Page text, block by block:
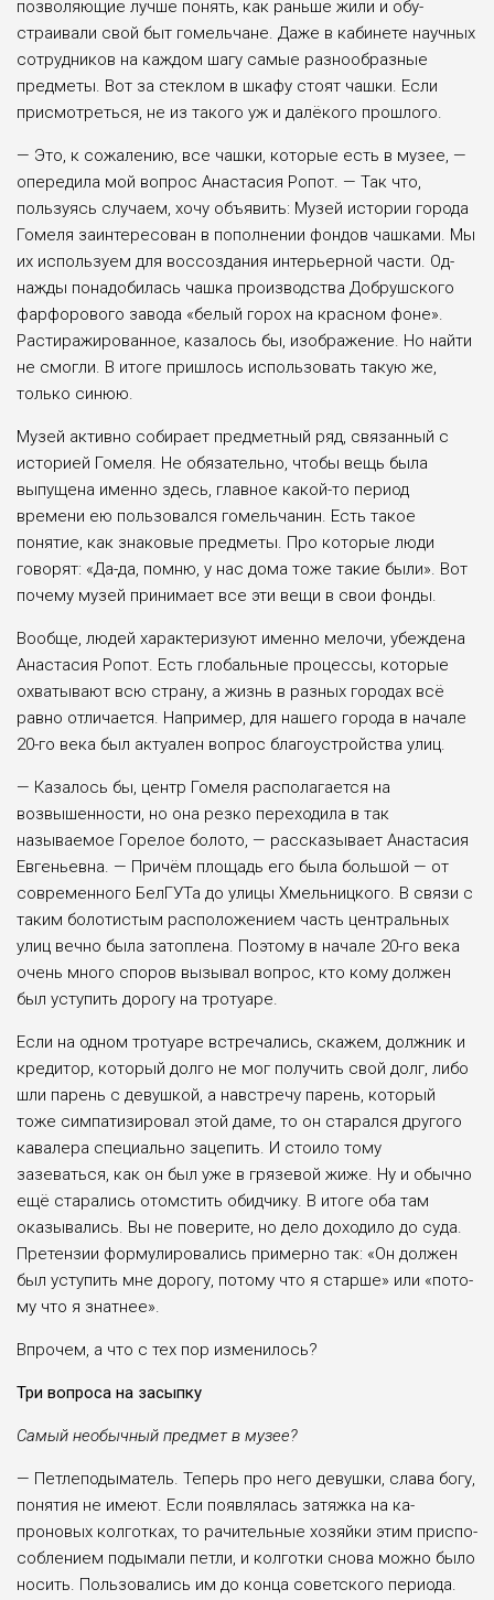
позволяющие лучше понять, как раньше жили и обу­
страивали свой быт гомельчане. Даже в кабинете научных
сотруд­ников на каждом шагу самые раз­нообразные
предметы. Вот за сте­клом в шкафу стоят чашки. Если
присмотреться, не из такого уж и далёкого прошлого.
— Это, к сожалению, все чаш­ки, которые есть в музее, —
опе­редила мой вопрос Анастасия Ро­пот. — Так что,
пользуясь случа­ем, хочу объявить: Музей исто­рии города
Гомеля заинтересо­ван в пополнении фондов чаш­ками. Мы
их используем для вос­создания интерьерной части. Од­
нажды понадобилась чашка про­изводства Добрушского
фарфо­рового завода «белый горох на красном фоне».
Растиражиро­ванное, казалось бы, изображе­ние. Но найти
не смогли. В ито­ге пришлось использовать такую же,
только синюю.
Музей активно собирает пред­метный ряд, связанный с
истори­ей Гомеля. Не обязательно, что­бы вещь была
выпущена имен­но здесь, главное какой-то пе­риод
времени ею пользовался гомельчанин. Есть такое
понятие, как знаковые предметы. Про ко­торые люди
говорят: «Да-да, пом­ню, у нас дома тоже такие были». Вот
почему музей принимает все эти вещи в свои фонды.
Вообще, людей характеризуют именно мелочи, убеждена
Ана­стасия Ропот. Есть глобальные процессы, которые
охватывают всю страну, а жизнь в разных го­родах всё
равно отличается. На­пример, для нашего города в на­чале
20-го века был актуален во­прос благоустройства улиц.
— Казалось бы, центр Гомеля располагается на
возвышенно­сти, но она резко переходила в так
называемое Горелое болото, — рассказывает Анастасия
Ев­геньевна. — Причём площадь его была большой — от
современно­го БелГУТа до улицы Хмельниц­кого. В связи с
таким болотистым расположением часть централь­ных
улиц вечно была затопле­на. Поэтому в начале 20-го века
очень много споров вызывал во­прос, кто кому должен
был усту­пить дорогу на тротуаре.
Если на одном тротуаре встре­чались, скажем, должник и
креди­тор, который долго не мог полу­чить свой долг, либо
шли парень с девушкой, а навстречу парень, который
тоже симпатизировал этой даме, то он старался друго­го
кавалера специально зацепить. И стоило тому
зазеваться, как он был уже в грязевой жиже. Ну и обычно
ещё старались отомстить обидчику. В итоге оба там
оказы­вались. Вы не поверите, но дело доходило до суда.
Претензии фор­мулировались примерно так: «Он должен
был уступить мне дорогу, потому что я старше» или «пото­
му что я знатнее».
Впрочем, а что с тех пор из­менилось?
Три вопроса на засыпку
Самый необыч­ный предмет в музее?
— Петлеподыма­тель. Теперь про него девушки, сла­ва богу,
понятия не имеют. Если появля­лась затяжка на ка­
проновых колготках, то рачительные хо­зяйки этим приспо­
соблением подыма­ли петли, и колгот­ки снова можно бы­ло
носить. Пользо­вались им до конца советского периода.